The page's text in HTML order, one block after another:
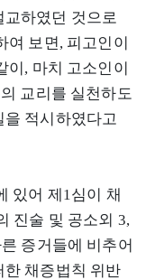
하였던 것으로
여 보면, 피고인이
이, 마치 고소인이
교리를 실천하도
적시하였다고
있어 제1심이 채
진술 및 공소외 3,
증거들에 비추어
한 채증법칙 위반